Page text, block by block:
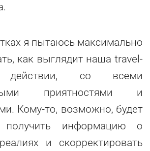
я пытаюсь максимально
как выглядит наша travel-
со всеми
приятностями и
Кому-то, возможно, будет
получить информацию о
и скорректировать